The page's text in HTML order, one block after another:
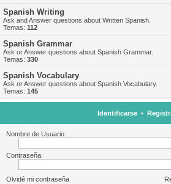
Spanish Writing
Ask and Answer questions about Written Spanish.
Temas: 112
Spanish Grammar
Ask or Answer questions about Spanish Grammar.
Temas: 330
Spanish Vocabulary
Ask or Answer questions about Spanish Vocabulary.
Temas: 145
Identificarse•
Nombre de Usuario:
Contraseña:
Olvidé mi contraseña